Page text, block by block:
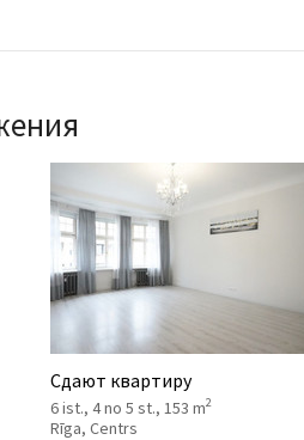
Сдают квартиру
6 ist., 4 no 5 st., 153 m2
Rīga, Centrs